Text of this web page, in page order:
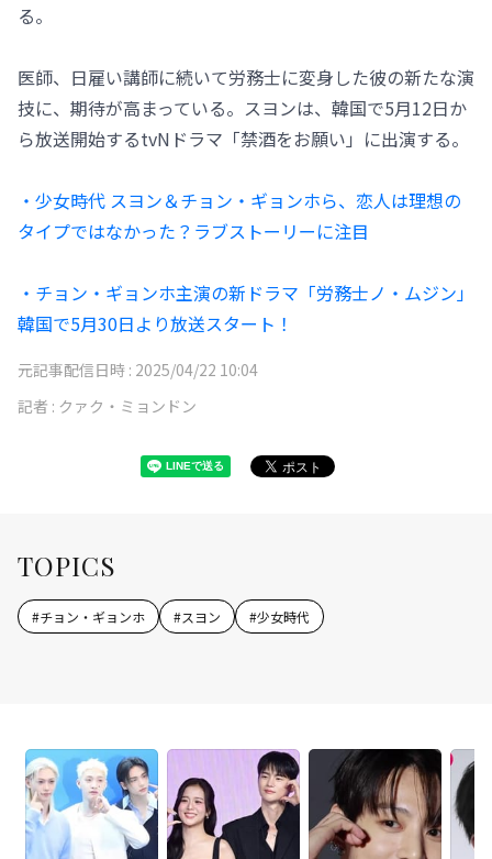
る。
医師、日雇い講師に続いて労務士に変身した彼の新たな演
技に、期待が高まっている。スヨンは、韓国で5月12日か
ら放送開始するtvNドラマ「禁酒をお願い」に出演する。
・少女時代 スヨン＆チョン・ギョンホら、恋人は理想の
タイプではなかった？ラブストーリーに注目
・チョン・ギョンホ主演の新ドラマ「労務士ノ・ムジン」
韓国で5月30日より放送スタート！
元記事配信日時 : 2025/04/22 10:04
記者 : クァク・ミョンドン
TOPICS
#チョン・ギョンホ #スヨン #少女時代